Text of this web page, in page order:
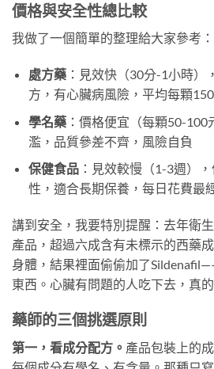
價格與安全性總比較
我做了一個簡單的整理給大家參考：
處方藥：見效快（30分-1小時）
方，有心臟病風險，平均每顆
學名藥：價格便宜（每顆50-100
濫，品質參差不齊，風險自負
保健食品：見效較慢（1-3週）
性，適合長期保養，每日花費最
講到安全，我要特別提醒：去年衛
產品，超過六成含有未標示的西藥
身體，結果裡面偷偷加了
東西。心臟有問題的人吃下去，真
藥師的三個挑選原則
第一，看成分配方。 產品包裝上的